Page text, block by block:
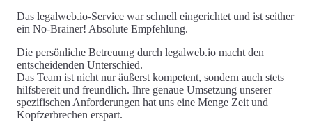
Das legalweb.io-Service war schnell eingerichtet und ist seither
ein No-Brainer! Absolute Empfehlung.
Die persönliche Betreuung durch legalweb.io macht den
entscheidenden Unterschied.
Das Team ist nicht nur äußerst kompetent, sondern auch stets
hilfsbereit und freundlich. Ihre genaue Umsetzung unserer
spezifischen Anforderungen hat uns eine Menge Zeit und
Kopfzerbrechen erspart.